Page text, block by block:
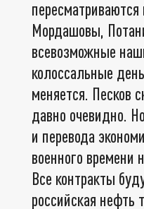
Мордашовы,
всевозможные
колоссальные
меняется. Песков
давно очевидно.
и перевода
военного времени
Все контракты
российская нефть